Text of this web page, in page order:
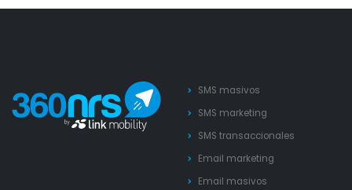
SMS masivos
SMS marketing
SMS transaccionales
Email marketing
Email masivos